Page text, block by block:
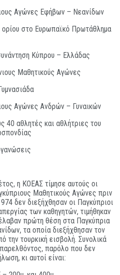
Αγώνες Εφήβων – Νεανίδων
στο Ευρωπαϊκό Πρωτάθλημα
Κύπρου – Ελλάδας
Μαθητικούς Αγώνες
Αγώνες Ανδρών – Γυναικών
40 αθλητές και αθλήτριες του
η ΚΟΕΑΣ τίμησε αυτούς οι
Μαθητικούς Αγώνες πριν
δεν διεξήχθησαν οι Παγκύπριοι
των καθηγητών, τιμήθηκαν
πρώτη θέση στα Παγκύπρια
τα οποία διεξήχθησαν τον
την τουρκική εισβολή. Συνολικά
παρόλο που δεν
κι αυτοί είναι: